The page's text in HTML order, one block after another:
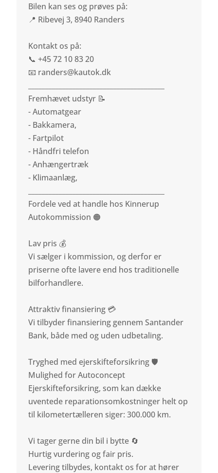
Bilen kan ses og prøves på:
📍 Ribevej 3, 8940 Randers
Kontakt os på:
📞 +45 72 10 83 20
📧 randers@kautok.dk
Fremhævet udstyr 📝
- Automatgear
- Bakkamera,
- Fartpilot
- Håndfri telefon
- Anhængertræk
- Klimaanlæg,
Fordele ved at handle hos Kinnerup
Autokommission 🟠
Lav pris 💰
Vi sælger i kommission, og derfor er
priserne ofte lavere end hos traditionelle
bilforhandlere.
Attraktiv finansiering 💳
Vi tilbyder finansiering gennem Santander
Bank, både med og uden udbetaling.
Tryghed med ejerskifteforsikring 🛡️
Mulighed for Autoconcept
Ejerskifteforsikring, som kan dække
uventede reparationsomkostninger helt op
til kilometertælleren siger: 300.000 km.
Vi tager gerne din bil i bytte 🔄
Hurtig vurdering og fair pris.
Levering tilbydes, kontakt os for at hører